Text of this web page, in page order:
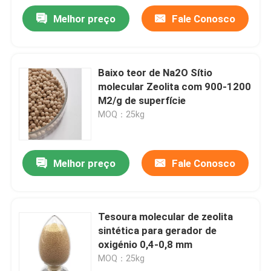
Melhor preço Fale Conosco
Baixo teor de Na2O Sítio
molecular Zeolita com 900-1200
M2/g de superfície
MOQ：25kg
Melhor preço Fale Conosco
Tesoura molecular de zeolita
sintética para gerador de
oxigénio 0,4-0,8 mm
MOQ：25kg